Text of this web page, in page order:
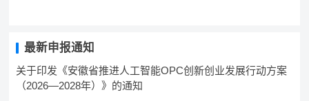
最新申报通知
关于印发《安徽省推进人工智能OPC创新创业发展行动方案
（2026—2028年）》的通知